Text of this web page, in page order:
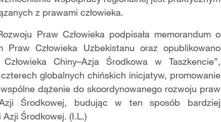
z prawami człowieka.
Praw Człowieka podpisała memorandum o
Praw Człowieka Uzbekistanu oraz opublikowano
Chiny–Azja Środkowa w Taszkencie”,
globalnych chińskich inicjatyw, promowanie
dążenie do skoordynowanego rozwoju praw
Środkowej, budując w ten sposób bardziej
Środkowej. (I.L.)